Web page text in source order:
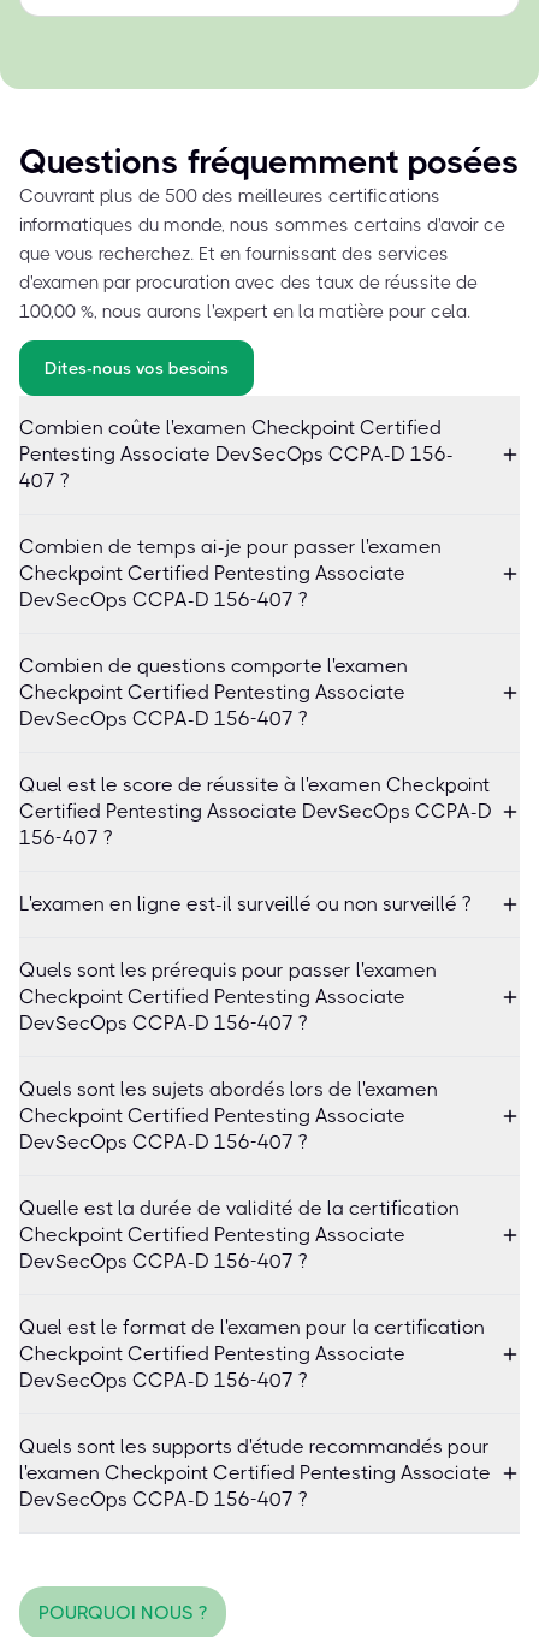
Questions fréquemment posées
Couvrant plus de 500 des meilleures certifications
informatiques du monde, nous sommes certains d'avoir ce
que vous recherchez. Et en fournissant des services
d'examen par procuration avec des taux de réussite de
100,00 %, nous aurons l'expert en la matière pour cela.
Dites-nous vos besoins
Combien coûte l'examen Checkpoint Certified
Pentesting Associate DevSecOps CCPA-D 156-
407 ?
Combien de temps ai-je pour passer l'examen
Checkpoint Certified Pentesting Associate
DevSecOps CCPA-D 156-407 ?
Combien de questions comporte l'examen
Checkpoint Certified Pentesting Associate
DevSecOps CCPA-D 156-407 ?
Quel est le score de réussite à l'examen Checkpoint
Certified Pentesting Associate DevSecOps CCPA-D
156-407 ?
L'examen en ligne est-il surveillé ou non surveillé ?
Quels sont les prérequis pour passer l'examen
Checkpoint Certified Pentesting Associate
DevSecOps CCPA-D 156-407 ?
Quels sont les sujets abordés lors de l'examen
Checkpoint Certified Pentesting Associate
DevSecOps CCPA-D 156-407 ?
Quelle est la durée de validité de la certification
Checkpoint Certified Pentesting Associate
DevSecOps CCPA-D 156-407 ?
Quel est le format de l'examen pour la certification
Checkpoint Certified Pentesting Associate
DevSecOps CCPA-D 156-407 ?
Quels sont les supports d'étude recommandés pour
l'examen Checkpoint Certified Pentesting Associate
DevSecOps CCPA-D 156-407 ?
POURQUOI NOUS ?